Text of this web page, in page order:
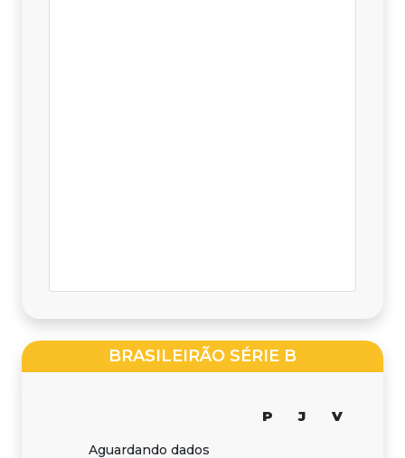
BRASILEIRÃO SÉRIE B
P J V
Aguardando dados